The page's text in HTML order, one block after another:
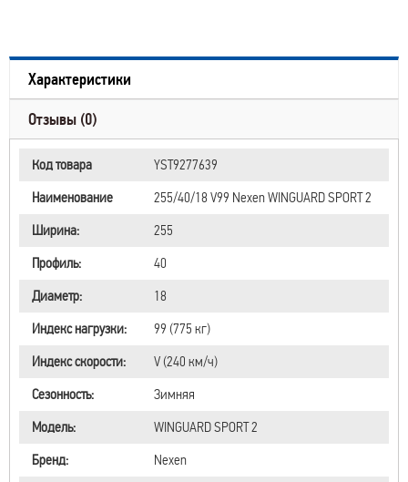
Характеристики
Отзывы (0)
Код товара
YST9277639
Наименование
255/40/18 V99 Nexen WINGUARD SPORT 2
Ширина:
255
Профиль:
40
Диаметр:
18
Индекс нагрузки:
99 (775 кг)
Индекс скорости:
V (240 км/ч)
Сезонность:
Зимняя
Модель:
WINGUARD SPORT 2
Бренд:
Nexen